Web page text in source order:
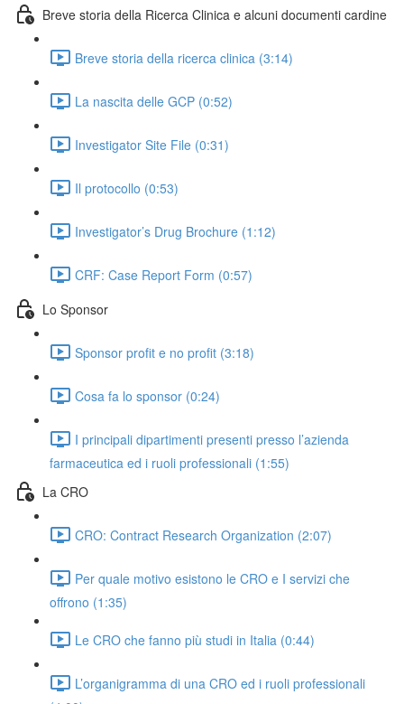
Breve storia della Ricerca Clinica e alcuni documenti cardine
Breve storia della ricerca clinica (3:14)
La nascita delle GCP (0:52)
Investigator Site File (0:31)
Il protocollo (0:53)
Investigator’s Drug Brochure (1:12)
CRF: Case Report Form (0:57)
Lo Sponsor
Sponsor profit e no profit (3:18)
Cosa fa lo sponsor (0:24)
I principali dipartimenti presenti presso l’azienda
farmaceutica ed i ruoli professionali (1:55)
La CRO
CRO: Contract Research Organization (2:07)
Per quale motivo esistono le CRO e I servizi che
offrono (1:35)
Le CRO che fanno più studi in Italia (0:44)
L’organigramma di una CRO ed i ruoli professionali